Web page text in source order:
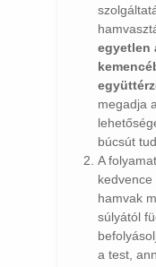
egyetlen
megadja
búcsút
A
hamvak
súlyától
a test,